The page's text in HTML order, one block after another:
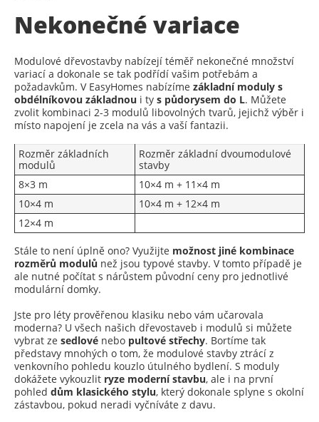
Nekonečné variace
Modulové dřevostavby nabízejí téměř nekonečné množství
variací a dokonale se tak podřídí vašim potřebám a
požadavkům. V EasyHomes nabízíme základní moduly s
obdélníkovou základnou i ty s půdorysem do L. Můžete
zvolit kombinaci 2-3 modulů libovolných tvarů, jejichž výběr i
místo napojení je zcela na vás a vaší fantazii.
Rozměr základních
modulů
Rozměr základní dvoumodulové
stavby
8×3 m
10×4 m + 11×4 m
10×4 m
10×4 m + 12×4 m
12×4 m
Stále to není úplně ono? Využijte možnost jiné kombinace
rozměrů modulů než jsou typové stavby. V tomto případě je
ale nutné počítat s nárůstem původní ceny pro jednotlivé
modulární domky.
Jste pro léty prověřenou klasiku nebo vám učarovala
moderna? U všech našich dřevostaveb i modulů si můžete
vybrat ze sedlové nebo pultové střechy. Bortíme tak
představy mnohých o tom, že modulové stavby ztrácí z
venkovního pohledu kouzlo útulného bydlení. S moduly
dokážete vykouzlit ryze moderní stavbu, ale i na první
pohled dům klasického stylu, který dokonale splyne s okolní
zástavbou, pokud neradi vyčníváte z davu.